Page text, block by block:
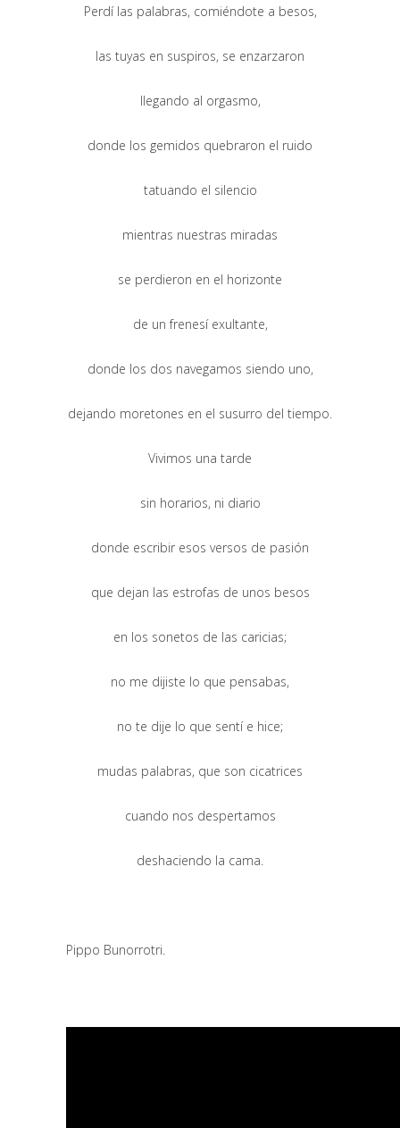
Perdí las palabras, comiéndote a besos,
las tuyas en suspiros, se enzarzaron
llegando al orgasmo,
donde los gemidos quebraron el ruido
tatuando el silencio
mientras nuestras miradas
se perdieron en el horizonte
de un frenesí exultante,
donde los dos navegamos siendo uno,
dejando moretones en el susurro del tiempo.
Vivimos una tarde
sin horarios, ni diario
donde escribir esos versos de pasión
que dejan las estrofas de unos besos
en los sonetos de las caricias;
no me dijiste lo que pensabas,
no te dije lo que sentí e hice;
mudas palabras, que son cicatrices
cuando nos despertamos
deshaciendo la cama.
Pippo Bunorrotri.